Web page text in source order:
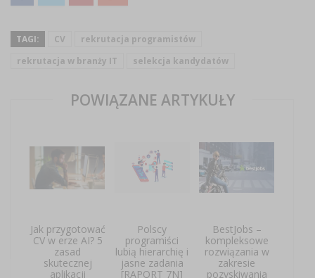
TAGI: CV
rekrutacja programistów
rekrutacja w branży IT
selekcja kandydatów
POWIĄZANE ARTYKUŁY
Jak przygotować
CV w erze AI? 5
zasad
skutecznej
aplikacji
Polscy
programiści
lubią hierarchię i
jasne zadania
[RAPORT 7N]
BestJobs –
kompleksowe
rozwiązania w
zakresie
pozyskiwania